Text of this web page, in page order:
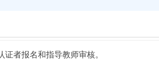
者报名和指导教师审核。